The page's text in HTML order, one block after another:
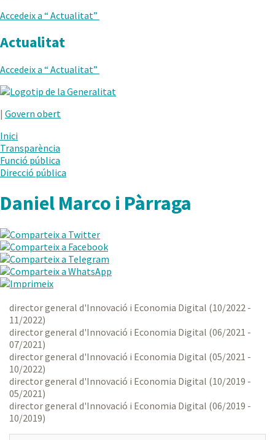
Accedeix a “ Actualitat”
Actualitat
Accedeix a “ Actualitat”
.
en
nova
finestra.
| Govern obert
Inici
Transparència
Funció pública
Direcció pública
Daniel Marco i Pàrraga
director general d'Innovació i Economia Digital (10/2022 -
11/2022)
director general d'Innovació i Economia Digital (06/2021 -
07/2021)
director general d'Innovació i Economia Digital (05/2021 -
10/2022)
director general d'Innovació i Economia Digital (10/2019 -
05/2021)
director general d'Innovació i Economia Digital (06/2019 -
10/2019)